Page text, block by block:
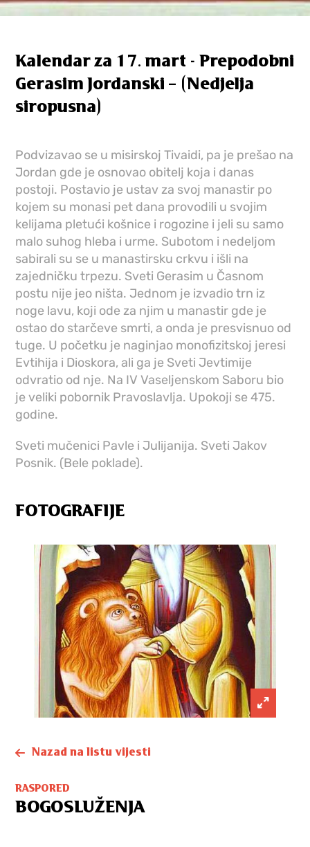
Kalendar za 17. mart - Prepodobni
Gerasim Jordanski – (Nedjelja
siropusna)
Podvizavao se u misirskoj Tivaidi, pa je prešao na
Jordan gde je osnovao obitelj koja i danas
postoji. Postavio je ustav za svoj manastir po
kojem su monasi pet dana provodili u svojim
kelijama pletući košnice i rogozine i jeli su samo
malo suhog hleba i urme. Subotom i nedeljom
sabirali su se u manastirsku crkvu i išli na
zajedničku trpezu. Sveti Gerasim u Časnom
postu nije jeo ništa. Jednom je izvadio trn iz
noge lavu, koji ode za njim u manastir gde je
ostao do starčeve smrti, a onda je presvisnuo od
tuge. U početku je naginjao monofizitskoj jeresi
Evtihija i Dioskora, ali ga je Sveti Jevtimije
odvratio od nje. Na IV Vaseljenskom Saboru bio
je veliki pobornik Pravoslavlja. Upokoji se 475.
godine.
Sveti mučenici Pavle i Julijanija. Sveti Jakov
Posnik. (Bele poklade).
FOTOGRAFIJE
Nazad na listu vijesti
RASPORED
BOGOSLUŽENJA